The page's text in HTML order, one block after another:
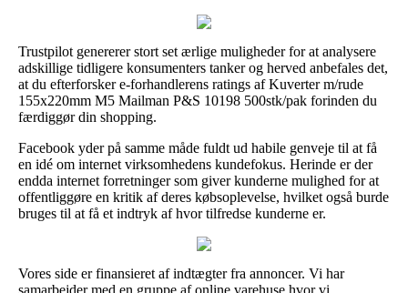
Trustpilot genererer stort set ærlige muligheder for at analysere
adskillige tidligere konsumenters tanker og herved anbefales det,
at du efterforsker e-forhandlerens ratings af Kuverter m/rude
155x220mm M5 Mailman P&S 10198 500stk/pak forinden du
færdiggør din shopping.
Facebook yder på samme måde fuldt ud habile genveje til at få
en idé om internet virksomhedens kundefokus. Herinde er der
endda internet forretninger som giver kunderne mulighed for at
offentliggøre en kritik af deres købsoplevelse, hvilket også burde
bruges til at få et indtryk af hvor tilfredse kunderne er.
Vores side er finansieret af indtægter fra annoncer. Vi har
samarbejder med en gruppe af online varehuse hvor vi